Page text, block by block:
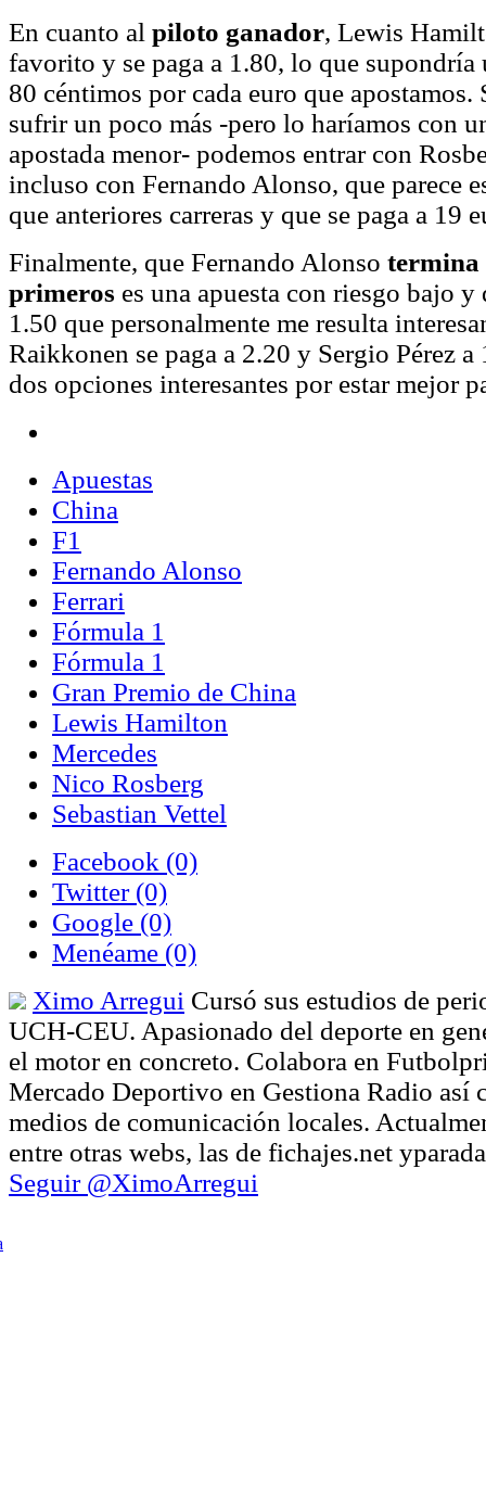
En cuanto al piloto ganador, Lewis
favorito y se paga a 1.80, lo que supondría
80 céntimos por cada euro que apostamos.
sufrir un poco más -pero lo haríamos con
apostada menor- podemos entrar con
incluso con Fernando Alonso, que parece
que anteriores carreras y que se paga a 19
Finalmente, que Fernando Alonso termina
primeros es una apuesta con riesgo bajo y
1.50 que personalmente me resulta
Raikkonen se paga a 2.20 y Sergio Pérez a
dos opciones interesantes por estar mejor
Apuestas
China
F1
Fernando Alonso
Ferrari
Fórmula 1
Fórmula 1
Gran Premio de China
Lewis Hamilton
Mercedes
Nico Rosberg
Sebastian Vettel
Facebook (0)
Twitter (0)
Google (0)
Menéame (0)
Ximo Arregui Cursó sus estudios de
UCH-CEU. Apasionado del deporte en
el motor en concreto. Colabora en
Mercado Deportivo en Gestiona Radio así
medios de comunicación locales.
entre otras webs, las de fichajes.net
Seguir @XimoArregui